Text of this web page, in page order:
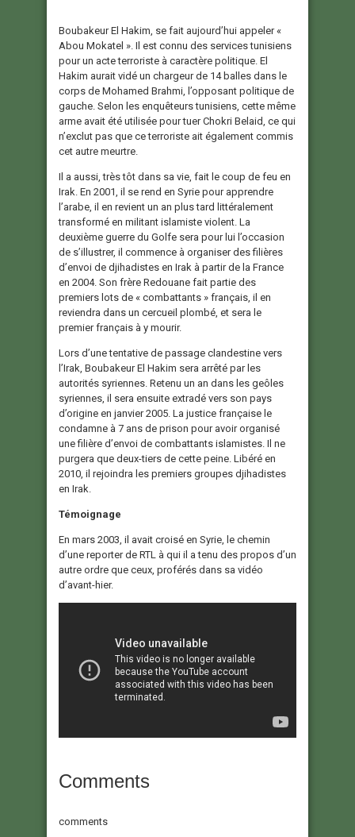
Boubakeur El Hakim, se fait aujourd’hui appeler «
Abou Mokatel ». Il est connu des services tunisiens
pour un acte terroriste à caractère politique. El
Hakim aurait vidé un chargeur de 14 balles dans le
corps de Mohamed Brahmi, l’opposant politique de
gauche. Selon les enquêteurs tunisiens, cette même
arme avait été utilisée pour tuer Chokri Belaid, ce qui
n’exclut pas que ce terroriste ait également commis
cet autre meurtre.
Il a aussi, très tôt dans sa vie, fait le coup de feu en
Irak. En 2001, il se rend en Syrie pour apprendre
l’arabe, il en revient un an plus tard littéralement
transformé en militant islamiste violent. La
deuxième guerre du Golfe sera pour lui l’occasion
de s’illustrer, il commence à organiser des filières
d’envoi de djihadistes en Irak à partir de la France
en 2004. Son frère Redouane fait partie des
premiers lots de « combattants » français, il en
reviendra dans un cercueil plombé, et sera le
premier français à y mourir.
Lors d’une tentative de passage clandestine vers
l’Irak, Boubakeur El Hakim sera arrêté par les
autorités syriennes. Retenu un an dans les geôles
syriennes, il sera ensuite extradé vers son pays
d’origine en janvier 2005. La justice française le
condamne à 7 ans de prison pour avoir organisé
une filière d’envoi de combattants islamistes. Il ne
purgera que deux-tiers de cette peine. Libéré en
2010, il rejoindra les premiers groupes djihadistes
en Irak.
Témoignage
En mars 2003, il avait croisé en Syrie, le chemin
d’une reporter de RTL à qui il a tenu des propos d’un
autre ordre que ceux, proférés dans sa vidéo
d’avant-hier.
Comments
comments